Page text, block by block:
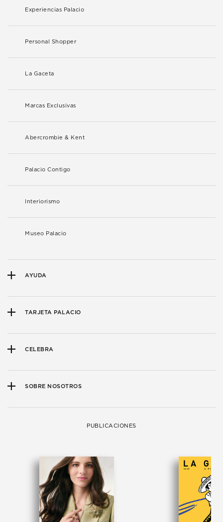
Experiencias Palacio
Personal Shopper
La Gaceta
Marcas Exclusivas
Abercrombie & Kent
Palacio Contigo
Interiorismo
Museo Palacio
AYUDA
TARJETA PALACIO
CELEBRA
SOBRE NOSOTROS
PUBLICACIONES